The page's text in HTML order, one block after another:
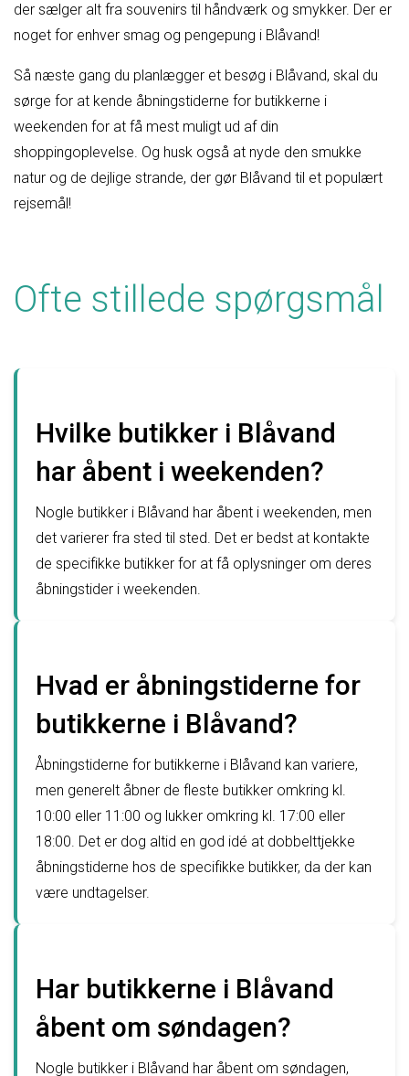
der sælger alt fra souvenirs til håndværk og smykker. Der er
noget for enhver smag og pengepung i Blåvand!
Så næste gang du planlægger et besøg i Blåvand, skal du
sørge for at kende åbningstiderne for butikkerne i
weekenden for at få mest muligt ud af din
shoppingoplevelse. Og husk også at nyde den smukke
natur og de dejlige strande, der gør Blåvand til et populært
rejsemål!
Ofte stillede spørgsmål
Hvilke butikker i Blåvand
har åbent i weekenden?
Nogle butikker i Blåvand har åbent i weekenden, men
det varierer fra sted til sted. Det er bedst at kontakte
de specifikke butikker for at få oplysninger om deres
åbningstider i weekenden.
Hvad er åbningstiderne for
butikkerne i Blåvand?
Åbningstiderne for butikkerne i Blåvand kan variere,
men generelt åbner de fleste butikker omkring kl.
10:00 eller 11:00 og lukker omkring kl. 17:00 eller
18:00. Det er dog altid en god idé at dobbelttjekke
åbningstiderne hos de specifikke butikker, da der kan
være undtagelser.
Har butikkerne i Blåvand
åbent om søndagen?
Nogle butikker i Blåvand har åbent om søndagen,